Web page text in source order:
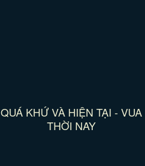
QUÁ KHỨ VÀ HIỆN TẠI - VUA
THỜI NAY